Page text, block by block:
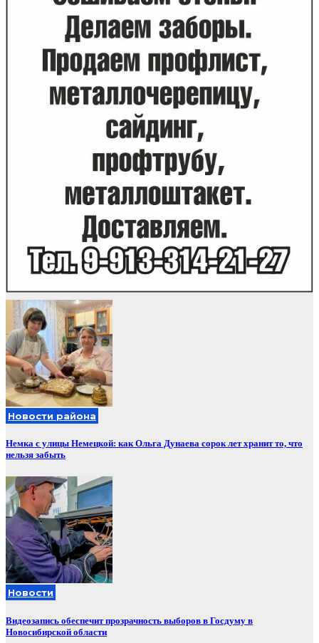
Новости района
Немка с улицы Немецкой: как Ольга Дунаева сорок лет хранит то, что
нельзя забыть
Новости
Видеозапись обеспечит прозрачность выборов в Госдуму в
Новосибирской области